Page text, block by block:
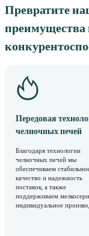
Превратите
Передовая
челночных печей
Благодаря технологии
челночных печей мы
обеспечиваем
качество и надежность
поставок, а также
поддерживаем
индивидуальное